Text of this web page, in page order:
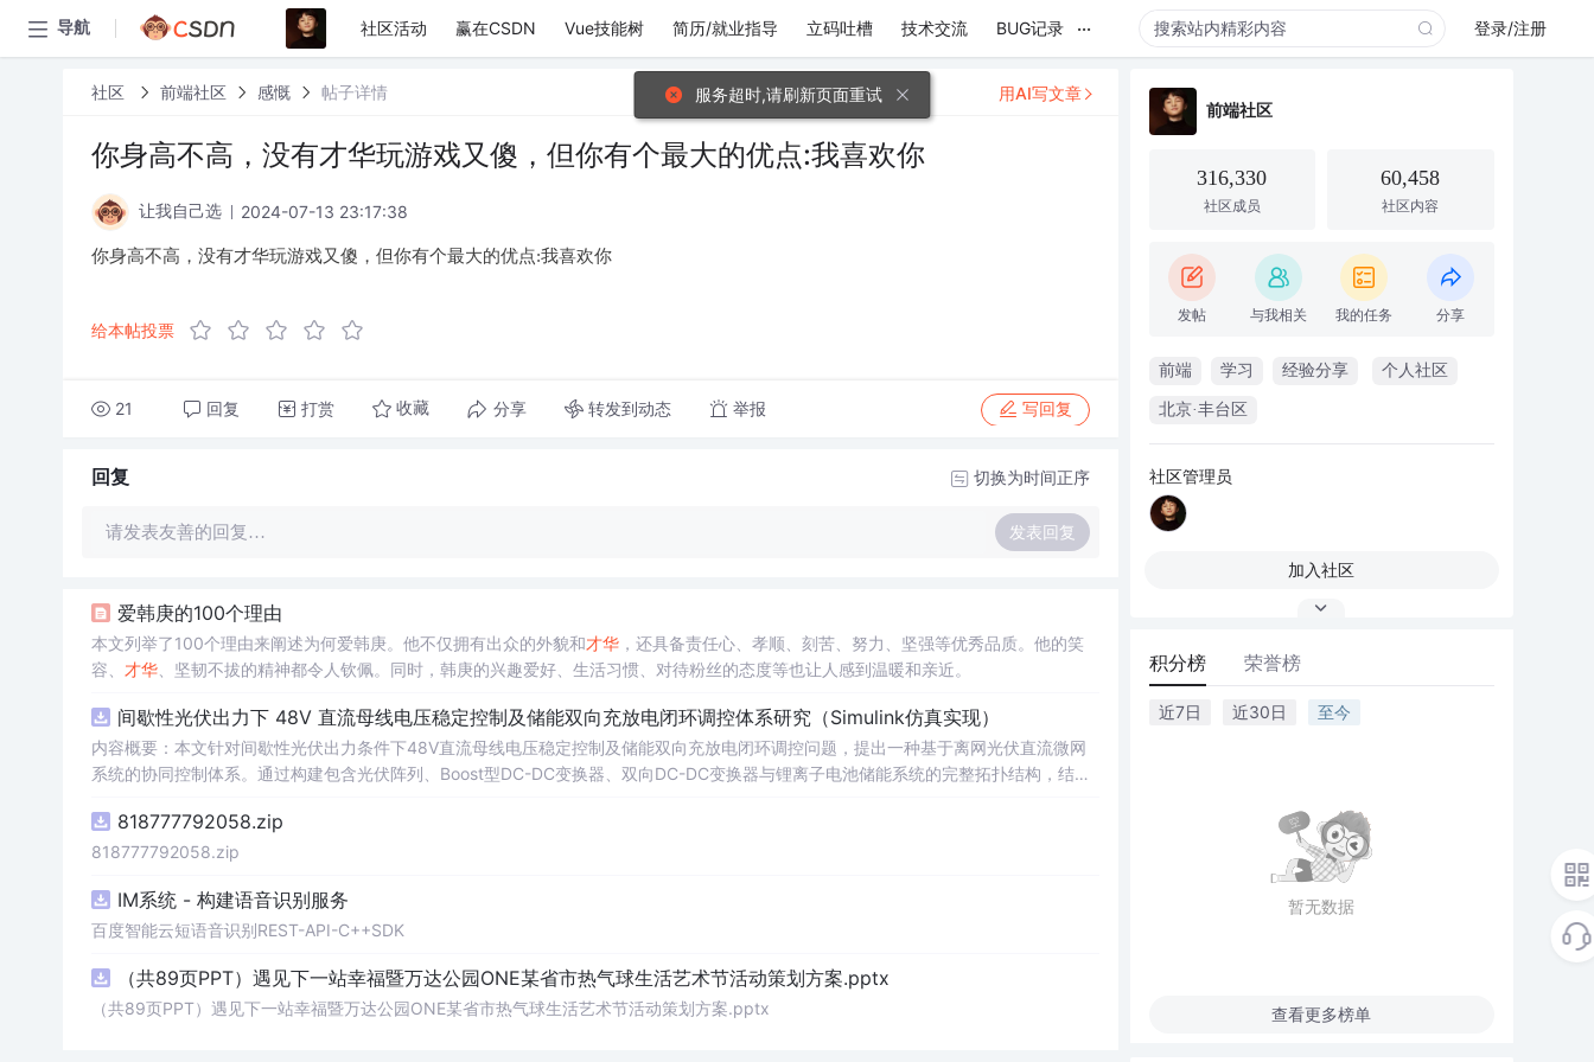
导航 社区活动 赢在CSDN Vue技能树 简历/就业指导 立码吐槽 技术交流 BUG记录 ... 登录/注册
社区 前端社区 感慨 帖子详情
你身高不高，没有才华玩游戏又傻，但你有个最大的优点:我喜欢你
让我自己选 2024-07-13 23:17:38
你身高不高，没有才华玩游戏又傻，但你有个最大的优点:我喜欢你
给本帖投票
21 回复 打赏 收藏 分享 转发到动态 举报 写回复
用AI写文章
回复 切换为时间正序
请发表友善的回复… 发表回复
爱韩庚的100个理由
本文列举了100个理由来阐述为何爱韩庚。他不仅拥有出众的外貌和才华，还具备责任心、孝顺、刻苦、努力、坚强等优秀品质。他的笑
容、 才华、坚韧不拔的精神都令人钦佩。同时，韩庚的兴趣爱好、生活习惯、对待粉丝的态度等也让人感到温暖和亲近。
间歇性光伏出力下 48V 直流母线电压稳定控制及储能双向充放电闭环调控体系研究（Simulink仿真实现）
内容概要：本文针对间歇性光伏出力条件下48V直流母线电压稳定控制及储能双向充放电闭环调控问题，提出一种基于离网光伏直流微网
系统的协同控制体系。通过构建包含光伏阵列、Boost型DC-DC变换器、双向DC-DC变换器与锂离子电池储能系统的完整拓扑结构，结合
压外环与电流内环双闭环控制策略，确保在光照强度波动、负载突变等动态工况下维持母线电压稳定。在Simulink环境中搭建全系统仿真
模型，验证了控制策略在多种扰动场景下的有效性与鲁棒性，显著提升了微网在无外部电网支撑下的自主运行能力和电能质量水平。; 适合
与仿真的工程技术人员。; 使用场景及目标：①用于教学与科研中离网型光伏直流微网系统的建模与仿真分析；②指导实际工程中48V直
流微网的电压稳定控制与储能协调管理方案设计；③为新能源微网中的能量管理与动态响应优化提供理论支持与仿真验证平台。; 阅读建
在不同扰动工况下的响应特性与控制逻辑设计原理。
818777792058.zip
818777792058.zip
IM系统 - 构建语音识别服务
百度智能云短语音识别REST-API-C++SDK
（共89页PPT）遇见下一站幸福暨万达公园ONE某省市热气球生活艺术节活动策划方案.pptx
（共89页PPT）遇见下一站幸福暨万达公园ONE某省市热气球生活艺术节活动策划方案.pptx
前端社区
316,330
社区成员
60,458
社区内容
发帖 与我相关 我的任务 分享
前端 学习 经验分享 个人社区
北京·丰台区
社区管理员
加入社区
积分榜 荣誉榜
近7日 近30日 至今
暂无数据
查看更多榜单
服务超时,请刷新页面重试